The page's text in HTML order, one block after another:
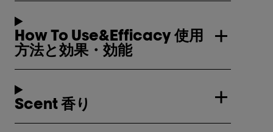
How To Use&Efficacy 使用
方法と効果・効能
Scent 香り